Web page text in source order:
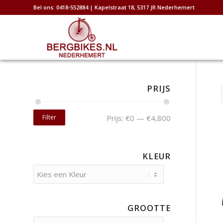
Bel ons: 0418-552884 | Kapelstraat 18, 5317 JR Nederhemert
PRIJS
Filter Prijs: €0 — €4,800
KLEUR
GROOTTE